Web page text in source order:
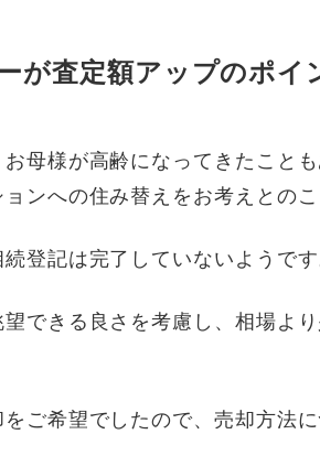
が査定額アップのポイ
母様が高齢になってきたこと
ンへの住み替えをお考えとのこ
登記は完了していないようです
できる良さを考慮し、相場よ
ご希望でしたので、売却方法